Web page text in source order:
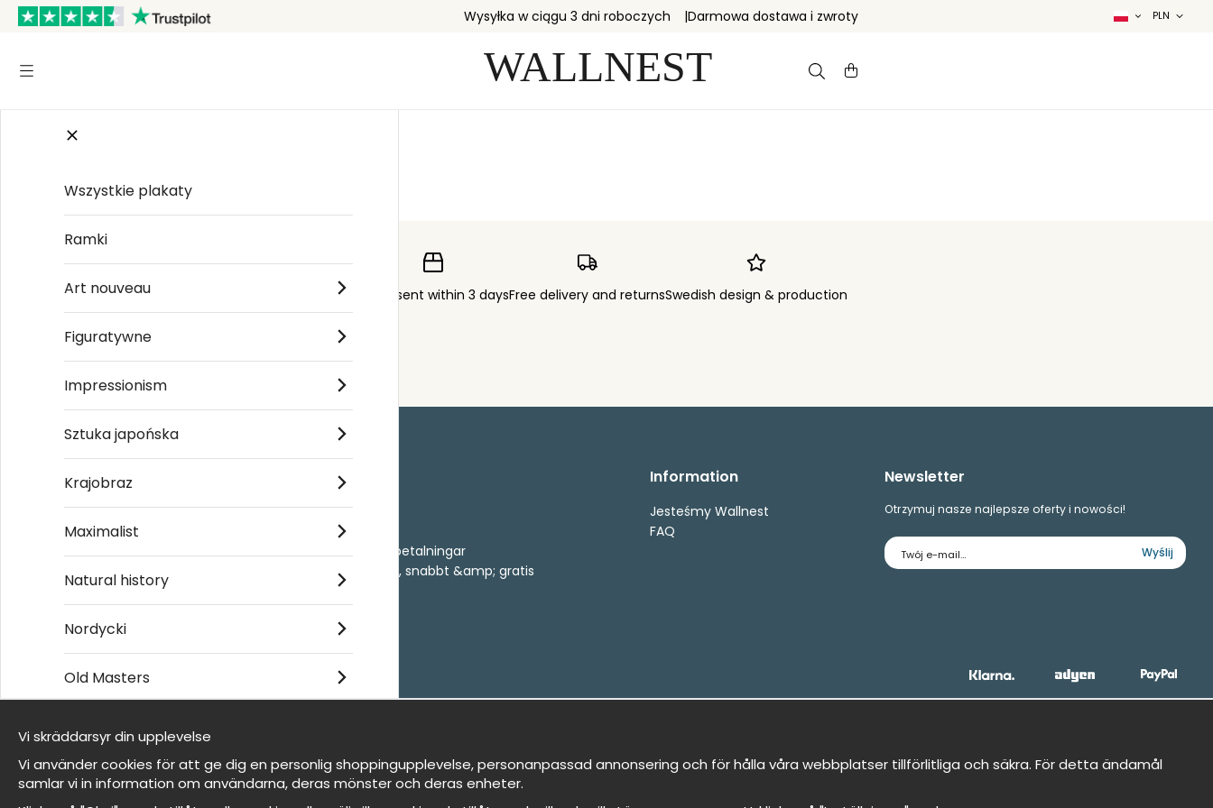
Wysyłka w ciągu 3 dni roboczych Darmowa dostawa i zwroty
Order sent within 3 daysFree delivery and returnsSwedish design & production
Kontakta oss
- Returer och återbetalningar
- Leverans - enkelt, snabbt &amp; gratis
Om cookies
Mina favoriter
Information
Jesteśmy Wallnest
FAQ
Newsletter
Otrzymuj nasze najlepsze oferty i nowości!
Adres
e-
Wyślij
Et harum quidem rerum facilis est et expedita
Wszystkie plakaty
Ramki
Art nouveau
Figuratywne
Impressionism
Sztuka japońska
Krajobraz
Maximalist
Natural history
Nordycki
Old Masters
Jesteśmy Wallnest
FAQ
Vi skräddarsyr din upplevelse
Vi använder cookies för att ge dig en personlig shoppingupplevelse, personanpassad annonsering och för hålla våra webbplatser tillförlitliga och säkra. För detta ändamål
samlar vi in information om användarna, deras mönster och deras enheter.